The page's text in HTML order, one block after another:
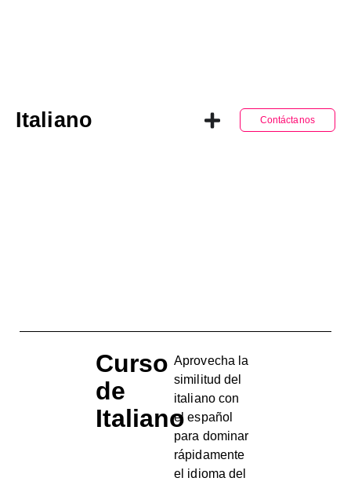
Italiano Contáctanos
Curso
de
Italiano
Aprovecha la
similitud del
italiano con
el español
para dominar
rápidamente
el idioma del